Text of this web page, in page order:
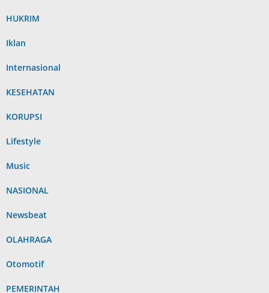
HUKRIM
Iklan
Internasional
KESEHATAN
KORUPSI
Lifestyle
Music
NASIONAL
Newsbeat
OLAHRAGA
Otomotif
PEMERINTAH